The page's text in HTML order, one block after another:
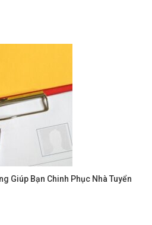
Giúp Bạn Chinh Phục Nhà Tuyển